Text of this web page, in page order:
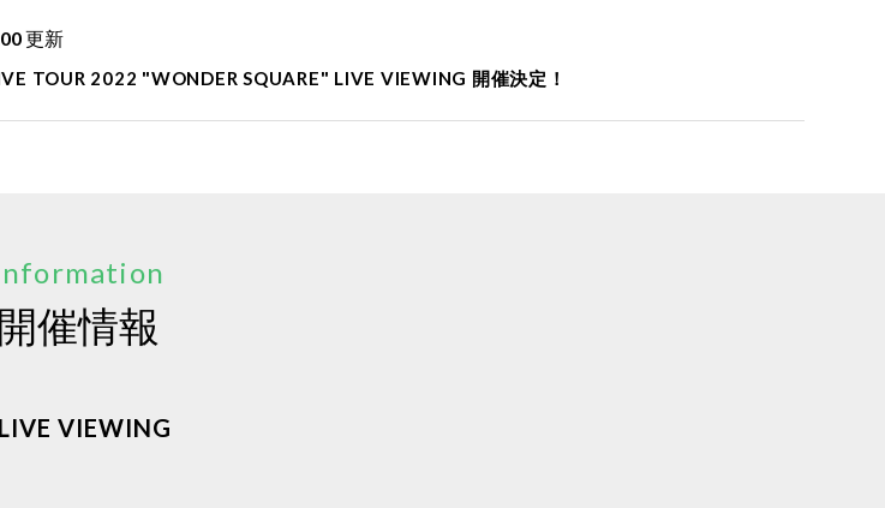
更新
TOUR 2022 "WONDER SQUARE" LIVE VIEWING 開催決定！
開催情報
VIEWING